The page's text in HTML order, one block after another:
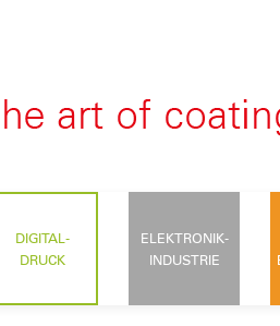
DIGITAL-
DRUCK
ELEKTRONIK-
INDUSTRIE